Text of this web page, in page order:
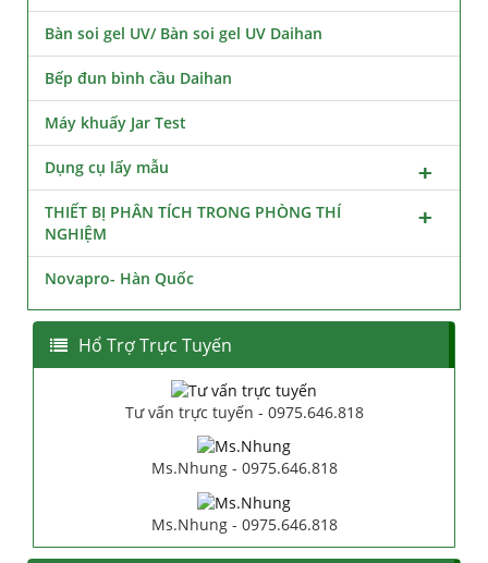
Bàn soi gel UV/ Bàn soi gel UV Daihan
Bếp đun bình cầu Daihan
Máy khuấy Jar Test
Dụng cụ lấy mẫu
THIẾT BỊ PHÂN TÍCH TRONG PHÒNG THÍ
NGHIỆM
Novapro- Hàn Quốc
Hổ Trợ Trực Tuyến
Tư vấn trực tuyến - 0975.646.818
Ms.Nhung - 0975.646.818
Ms.Nhung - 0975.646.818